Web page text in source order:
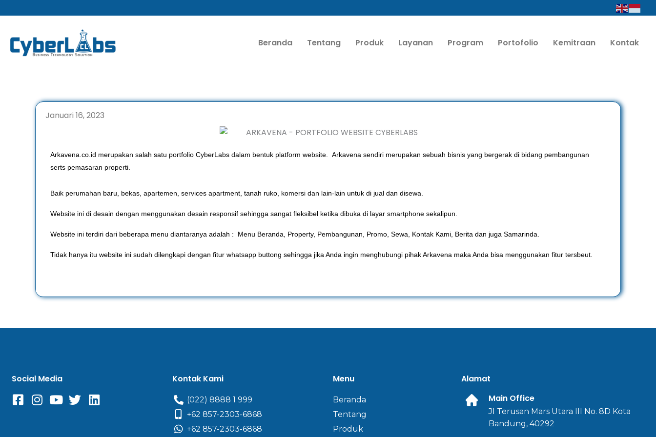
ke
Beranda
Tentang Produk Layanan Program Portofolio Kemitraan Kontak
Januari 16, 2023
Arkavena.co.id merupakan salah satu portfolio CyberLabs dalam bentuk platform website. Arkavena sendiri merupakan sebuah bisnis yang bergerak di bidang pembangunan
serts pemasaran properti.
Baik perumahan baru, bekas, apartemen, services apartment, tanah ruko, komersi dan lain-lain untuk di jual dan disewa.
Website ini di desain dengan menggunakan desain responsif sehingga sangat fleksibel ketika dibuka di layar smartphone sekalipun.
Website ini terdiri dari beberapa menu diantaranya adalah : Menu Beranda, Property, Pembangunan, Promo, Sewa, Kontak Kami, Berita dan juga Samarinda.
Tidak hanya itu website ini sudah dilengkapi dengan fitur whatsapp buttong sehingga jika Anda ingin menghubungi pihak Arkavena maka Anda bisa menggunakan fitur tersbeut.
Social Media Kontak Kami
(022) 8888 1 999
+62 857-2303-6868
+62 857-2303-6868
Menu
Beranda
Tentang
Produk
Alamat
Main Office
Jl Terusan Mars Utara III No. 8D Kota
Bandung, 40292